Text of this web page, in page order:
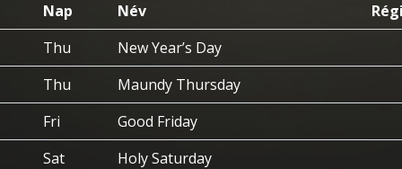
Nap Név
Thu
New Year’s Day
Thu
Maundy Thursday
Fri
Good Friday
Sat
Holy Saturday